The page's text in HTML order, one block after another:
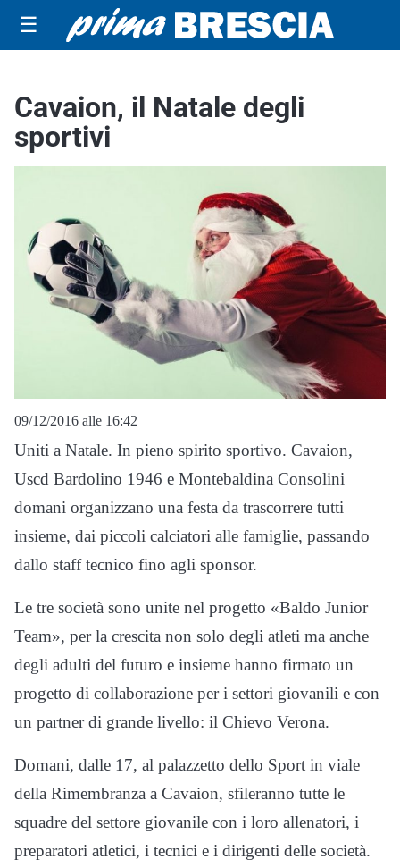
☰
Cavaion, il Natale degli
sportivi
09/12/2016 alle 16:42
Uniti a Natale. In pieno spirito sportivo. Cavaion,
Uscd Bardolino 1946 e Montebaldina Consolini
domani organizzano una festa da trascorrere tutti
insieme, dai piccoli calciatori alle famiglie, passando
dallo staff tecnico fino agli sponsor.
Le tre società sono unite nel progetto «Baldo Junior
Team», per la crescita non solo degli atleti ma anche
degli adulti del futuro e insieme hanno firmato un
progetto di collaborazione per i settori giovanili e con
un partner di grande livello: il Chievo Verona.
Domani, dalle 17, al palazzetto dello Sport in viale
della Rimembranza a Cavaion, sfileranno tutte le
squadre del settore giovanile con i loro allenatori, i
preparatori atletici, i tecnici e i dirigenti delle società.